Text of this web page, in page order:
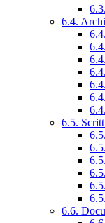
6.4.
6.5.
6.6.